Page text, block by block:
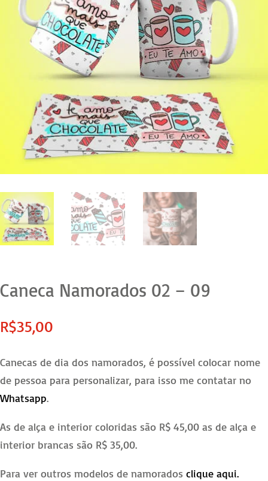
Caneca Namorados 02 – 09
R$35,00
Canecas de dia dos namorados, é possível colocar nome
de pessoa para personalizar, para isso me contatar no
Whatsapp.
As de alça e interior coloridas são R$ 45,00 as de alça e
interior brancas são R$ 35,00.
Para ver outros modelos de namorados clique aqui.